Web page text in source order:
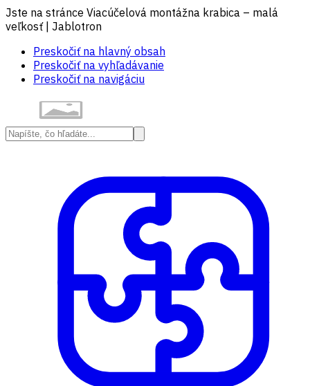
Jste na stránce Viacúčelová montážna krabica – malá
veľkosť | Jablotron
Preskočiť na hlavný obsah
Preskočiť na vyhľadávanie
Preskočiť na navigáciu